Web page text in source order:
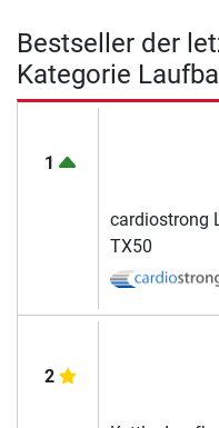
Bestseller der
Kategorie
1
cardiostrong
TX50
2